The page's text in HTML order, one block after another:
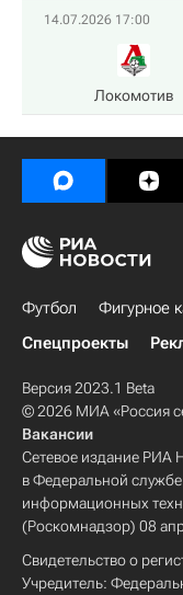
14.07.2026 17:00
Локомотив
Футбол Фигурное
Спецпроекты
Версия 2023.1 Beta
© 2026 МИА «Россия
Вакансии
Сетевое издание РИА
в Федеральной
информационных
(Роскомнадзор) 08
Свидетельство о
Учредитель: